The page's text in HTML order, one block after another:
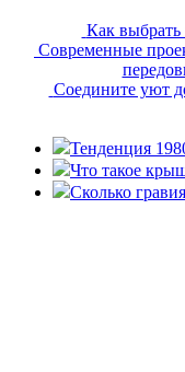
Как выбрать
Современные
Соедините уют
Тенденция
Что такое
Сколько